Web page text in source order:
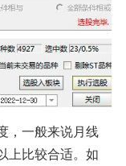
，一般来说月线
上比较合适。如